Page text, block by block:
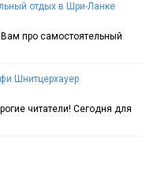
отдых в Шри-Ланке
про самостоятельный
Шнитцерхауер
читатели! Сегодня для